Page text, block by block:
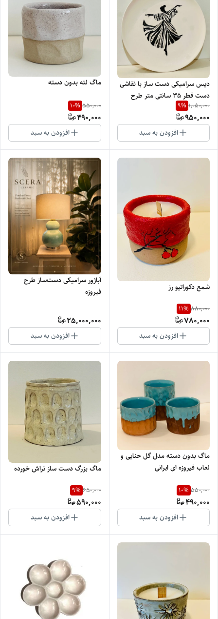
دیس سرامیکی دست ساز با نقاشی
دست قطر 35 سانتی متر طرح
دختر
1,050,000
9%
950,000
افزودن به سبد
ماگ لته بدون دسته
550,000
10%
490,000
افزودن به سبد
شمع دکوراتیو رز
880,000
11%
780,000
افزودن به سبد
آباژور سرامیکی دست‌ساز طرح
فیروزه
25,000,000
افزودن به سبد
ماگ بدون دسته مدل گل حنایی و
لعاب فیروزه ای ایرانی
550,000
10%
490,000
افزودن به سبد
ماگ بزرگ دست ساز تراش خورده
650,000
9%
590,000
افزودن به سبد